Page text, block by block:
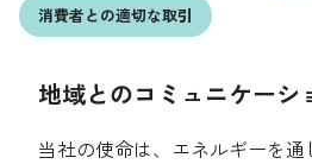
人的資本の最大化
消費者との適切な取引
地域とのコミュニケーシ
当社の使命は、エネルギーを